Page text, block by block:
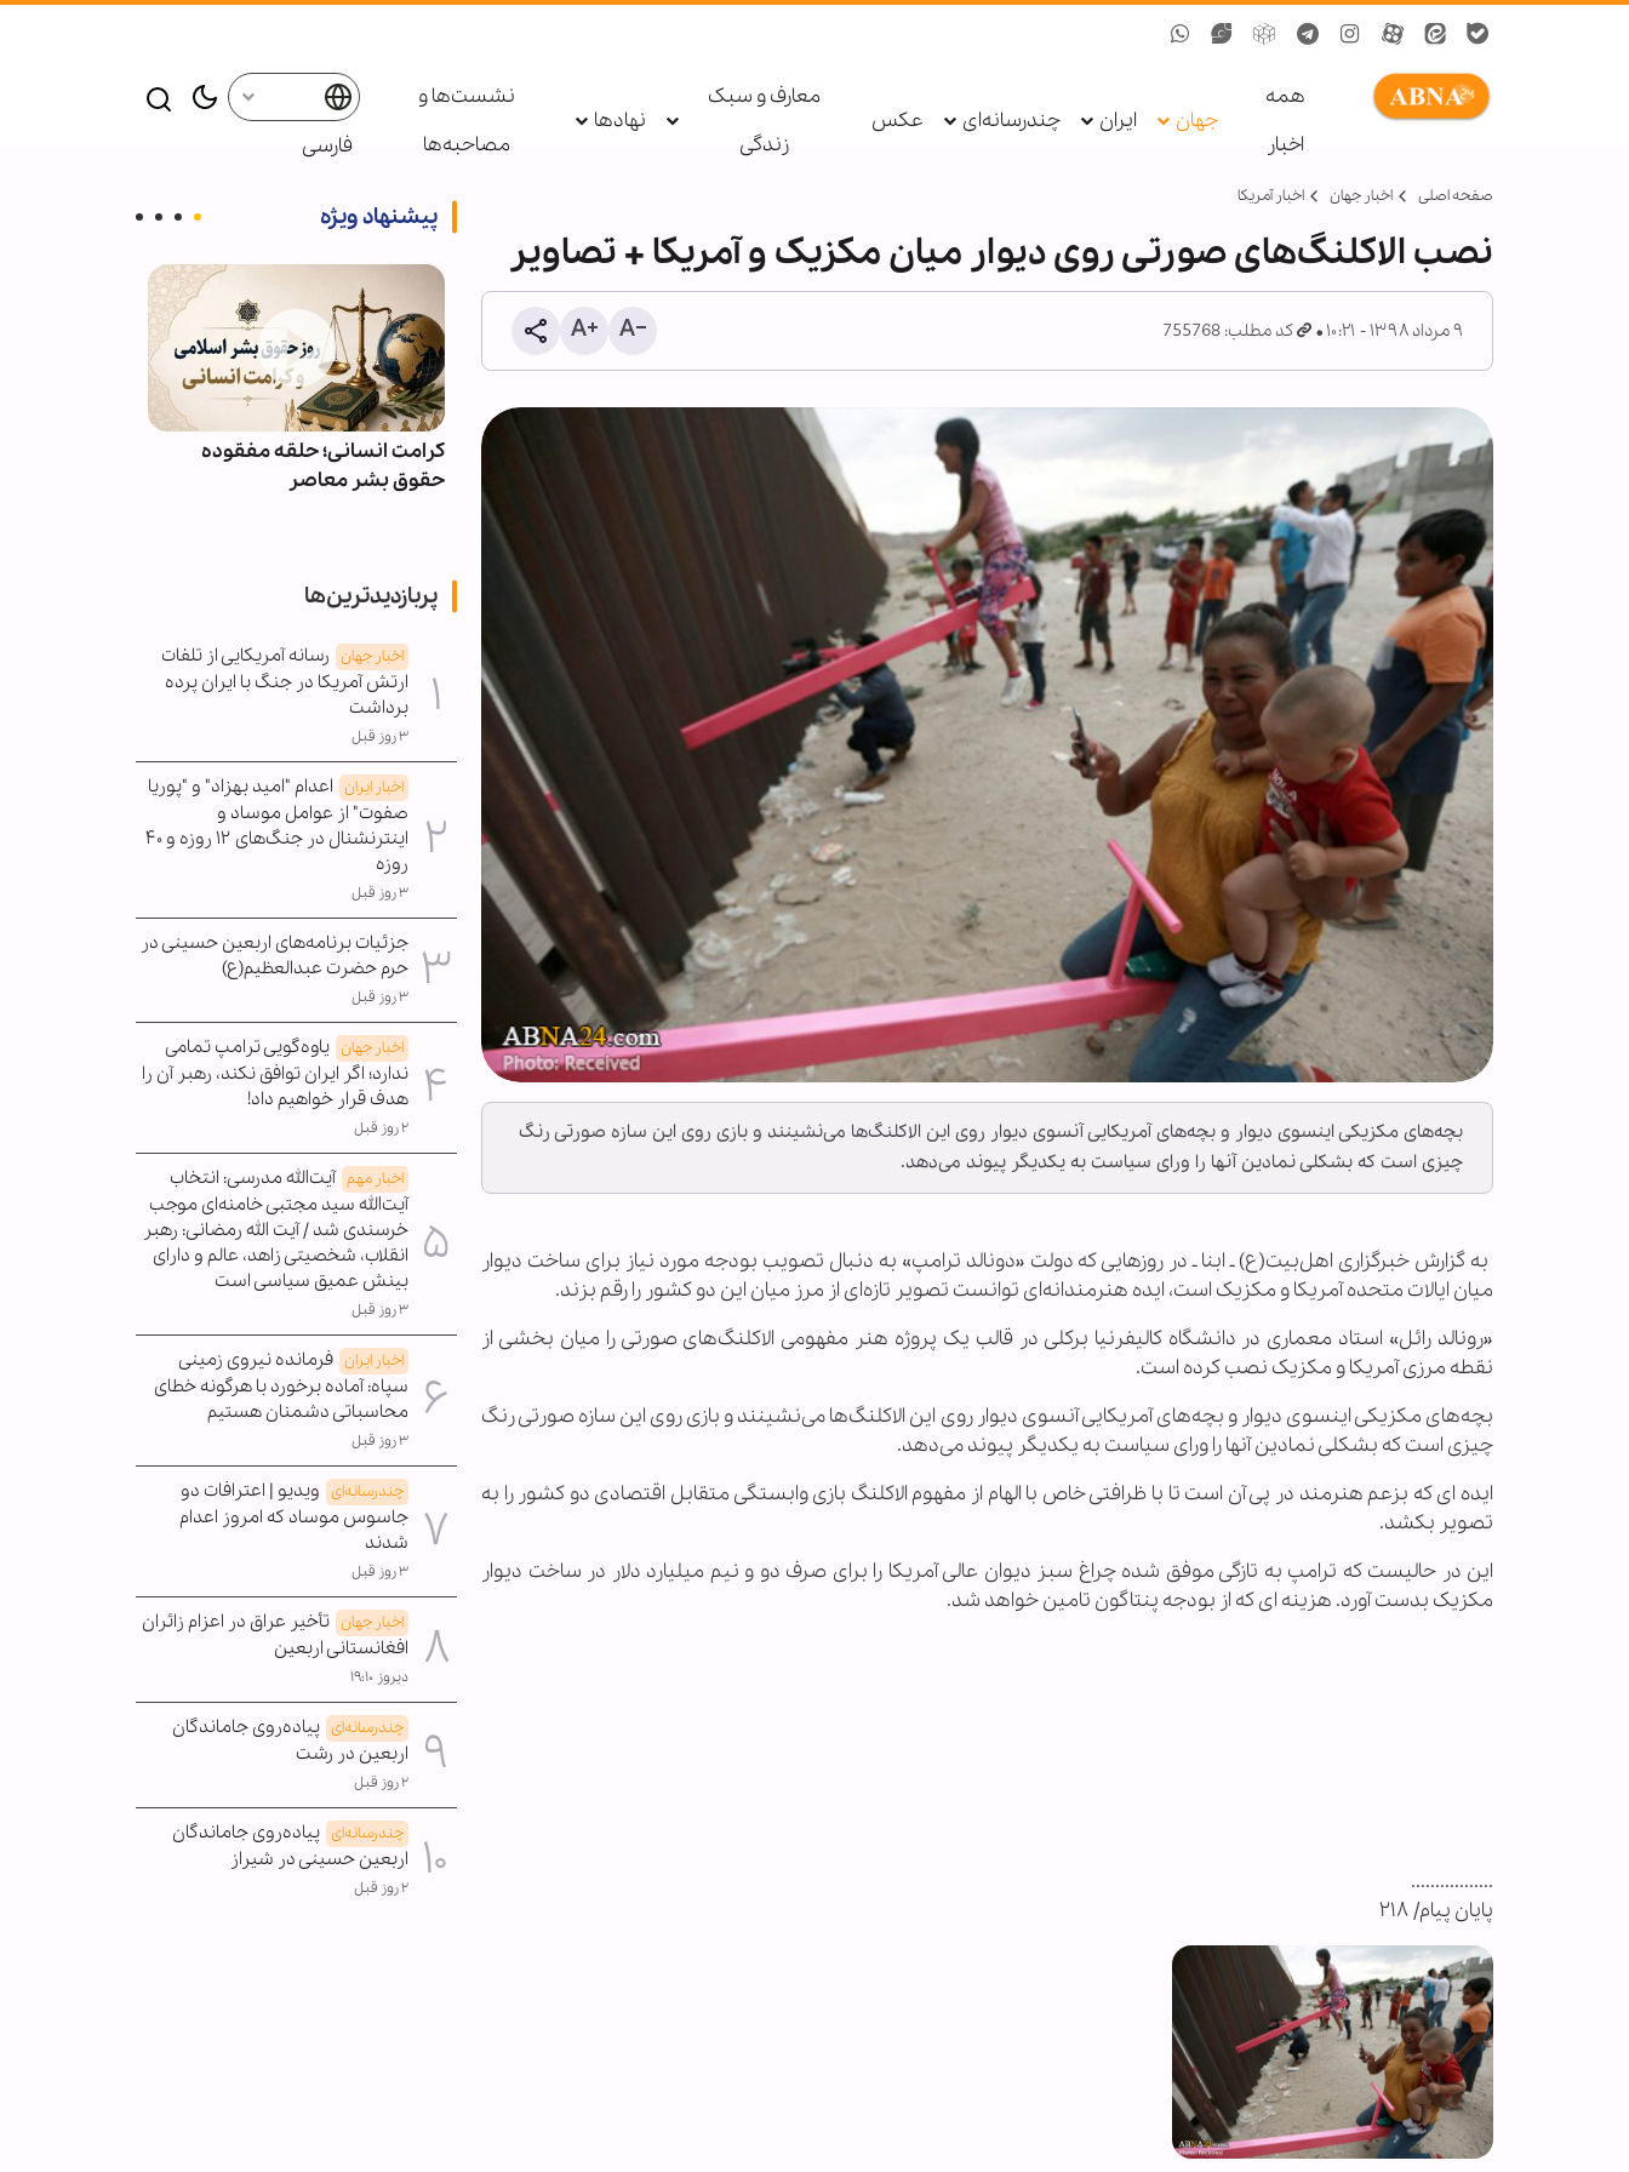
همه
اخبار
جهان ایران چندرسانه‌ای عکس
معارف و سبک
زندگی
نهادها
نشست‌ها و
مصاحبه‌ها
فارسی
صفحه اصلی اخبار جهان اخبار آمریکا
نصب الاکلنگ‌های صورتی روی دیوار میان مکزیک و آمریکا + تصاویر
۹ مرداد ۱۳۹۸ - ۱۰:۲۱ کد مطلب: 755768
بچه‌های مکزیکی اینسوی دیوار و بچه‌های آمریکایی آنسوی دیوار روی این الاکلنگ‌ها می‌نشینند و بازی روی این سازه صورتی رنگ
چیزی است که بشکلی نمادین آنها را ورای سیاست به یکدیگر پیوند می‌دهد.
‌ به گزارش خبرگزاری اهل‌بیت(ع) ـ ابنا ـ در روزهایی که دولت «دونالد ترامپ» به دنبال تصویب بودجه مورد نیاز برای ساخت دیوار
میان ایالات متحده آمریکا و مکزیک است، ایده هنرمندانه‌ای توانست تصویر تازه‌ای از مرز میان این دو کشور را رقم بزند.
«رونالد رائل» استاد معماری در دانشگاه کالیفرنیا برکلی در قالب یک پروژه هنر مفهومی الاکلنگ‌های صورتی را میان بخشی از
نقطه مرزی آمریکا و مکزیک نصب کرده است.
بچه‌های مکزیکی اینسوی دیوار و بچه‌های آمریکایی آنسوی دیوار روی این الاکلنگ‌ها می‌نشینند و بازی روی این سازه صورتی رنگ
چیزی است که بشکلی نمادین آنها را ورای سیاست به یکدیگر پیوند می‌دهد.
ایده ای که بزعم هنرمند در پی آن است تا با ظرافتی خاص با الهام از مفهوم الاکلنگ بازی وابستگی متقابل اقتصادی دو کشور را به
تصویر بکشد.
این در حالیست که ترامپ به تازگی موفق شده چراغ سبز دیوان عالی آمریکا را برای صرف دو و نیم میلیارد دلار در ساخت دیوار
مکزیک بدست آورد. هزینه ای که از بودجه پنتاگون تامین خواهد شد.
.................
پایان پیام/ ۲۱۸
پیشنهاد ویژه
اطعام روزانه ۱۰ هزار زائر در موکب
حرم بانوی کرامت در ایام اربعین
حسینی
ویدیو | دعا کنیم ما هم در فهرست
دعوت‌شدگان به زیارت اهل‌بیت(ع)
پربازدیدترین‌ها
اخبار جهان رسانه آمریکایی از تلفات
ارتش آمریکا در جنگ با ایران پرده
برداشت
۳ روز قبل
اخبار ایران اعدام "امید بهزاد" و "پوریا
صفوت" از عوامل موساد و
اینترنشنال در جنگ‌های ۱۲ روزه و ۴۰
روزه
۳ روز قبل
جزئیات برنامه‌های اربعین حسینی در
حرم حضرت عبدالعظیم(ع)
۳ روز قبل
اخبار جهان یاوه‌گویی ترامپ تمامی
ندارد؛ اگر ایران توافق نکند، رهبر آن را
هدف قرار خواهیم داد!
۲ روز قبل
اخبار مهم آیت‌الله مدرسی: انتخاب
آیت‌الله سید مجتبی خامنه‌ای موجب
خرسندی شد / آیت الله رمضانی: رهبر
انقلاب، شخصیتی زاهد، عالم و دارای
بینش عمیق سیاسی است
۳ روز قبل
اخبار ایران فرمانده نیروی زمینی
سپاه: آماده برخورد با هرگونه خطای
محاسباتی دشمنان هستیم
۳ روز قبل
چندرسانه‌ای ویدیو | اعترافات دو
جاسوس موساد که امروز اعدام
شدند
۳ روز قبل
اخبار جهان تأخیر عراق در اعزام زائران
افغانستانی اربعین
دیروز ۱۹:۱۰
چندرسانه‌ای پیاده‌روی جاماندگان
اربعین در رشت
۲ روز قبل
چندرسانه‌ای پیاده‌روی جاماندگان
اربعین حسینی در شیراز
۲ روز قبل